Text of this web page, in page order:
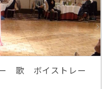
ー 歌 ボイストレー